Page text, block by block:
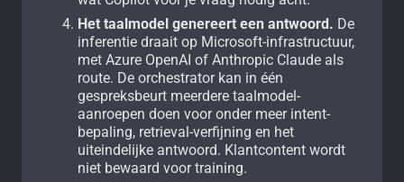
Het taalmodel genereert een antwoord. De
inferentie draait op Microsoft-infrastructuur,
met Azure OpenAI of Anthropic Claude als
route. De orchestrator kan in één
gespreksbeurt meerdere taalmodel-
aanroepen doen voor onder meer intent-
bepaling, retrieval-verfijning en het
uiteindelijke antwoord. Klantcontent wordt
niet bewaard voor training.